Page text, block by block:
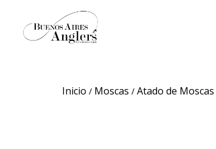
Inicio / Moscas / Atado de Moscas